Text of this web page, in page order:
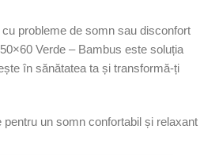
probleme de somn sau disconfort
Verde – Bambus este soluția
în sănătatea ta și transformă-ți
un somn confortabil și relaxant